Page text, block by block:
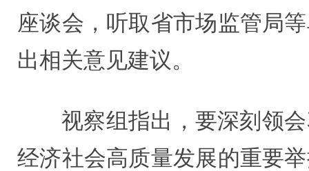
座谈会，听取省市场监管局
出相关意见建议。
视察组指出，要深刻领
经济社会高质量发展的重要